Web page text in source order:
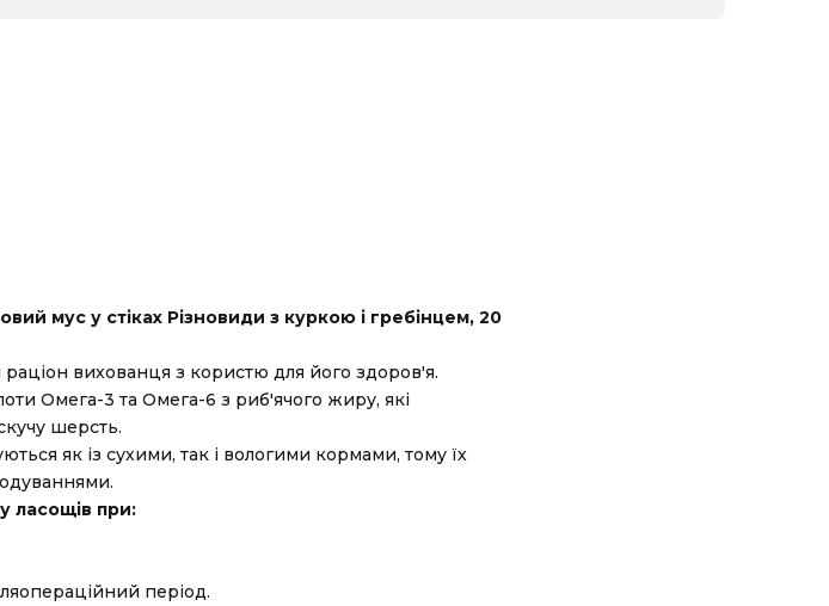
мус у стіках Різновиди з куркою і гребінцем, 20
вихованця з користю для його здоров'я.
Омега-3 та Омега-6 з риб'ячого жиру, які
шерсть.
як із сухими, так і вологими кормами, тому їх
ласощів при:
період.